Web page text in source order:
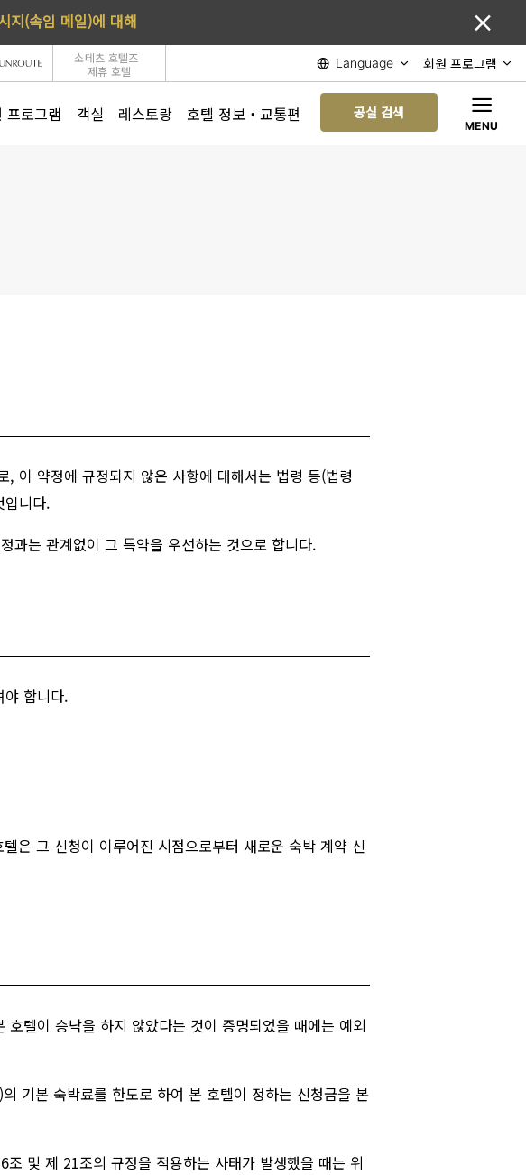
지(속임 메일)에 대해
소테츠 호텔즈
제휴 호텔
Language 회원 프로그램
프로그램 객실 레스토랑 호텔 정보・교통편 공실 검색
MENU
이 약정에 규정되지 않은 사항에 대해서는 법령 등(법령
니다.
과는 관계없이 그 특약을 우선하는 것으로 합니다.
야 합니다.
은 그 신청이 이루어진 시점으로부터 새로운 숙박 계약 신
텔이 승낙을 하지 않았다는 것이 증명되었을 때에는 예외
기본 숙박료를 한도로 하여 본 호텔이 정하는 신청금을 본
및 제 21조의 규정을 적용하는 사태가 발생했을 때는 위